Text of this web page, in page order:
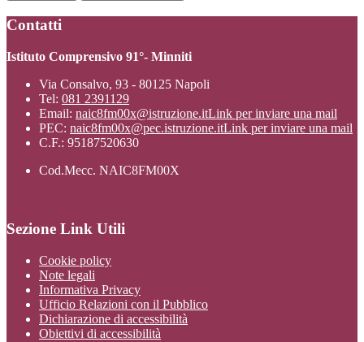
Contatti
Istituto Comprensivo 91°- Minniti
Via Consalvo, 93 - 80125 Napoli
Tel: 081 2391129
Email: naic8fm00x@istruzione.itLink per inviare una mail
PEC: naic8fm00x@pec.istruzione.itLink per inviare una mail
C.F.: 95187520630
Cod.Mecc. NAIC8FM00X
Sezione Link Utili
Cookie policy
Note legali
Informativa Privacy
Ufficio Relazioni con il Pubblico
Dichiarazione di accessibilità
Obiettivi di accessibilità